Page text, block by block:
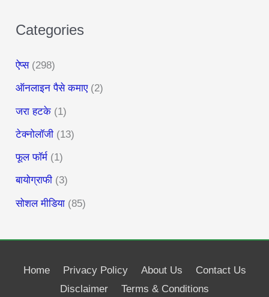
Categories
ऐप्स(298)
ऑनलाइन पैसे कमाए(2)
जरा हटके (1)
टेक्नोलॉजी (13)
फूल फॉर्म (1)
बायोग्राफी (3)
सोशल मीडिया (85)
Home Privacy Policy About Us
Contact Us
Disclaimer
Terms & Conditions